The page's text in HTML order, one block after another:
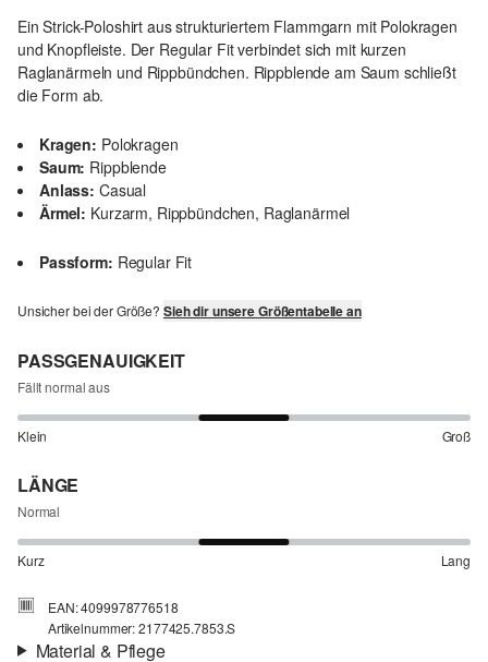
Ein Strick-Poloshirt aus strukturiertem Flammgarn mit Polokragen
und Knopfleiste. Der Regular Fit verbindet sich mit kurzen
Raglanärmeln und Rippbündchen. Rippblende am Saum schließt
die Form ab.
Kragen: Polokragen
Saum: Rippblende
Anlass: Casual
Ärmel: Kurzarm, Rippbündchen, Raglanärmel
Passform: Regular Fit
Unsicher bei der Größe? Sieh dir unsere Größentabelle an
PASSGENAUIGKEIT
Fällt normal aus
Klein Groß
LÄNGE
Normal
Kurz Lang
EAN: 4099978776518
Artikelnummer: 2177425.7853.S
Material & Pflege